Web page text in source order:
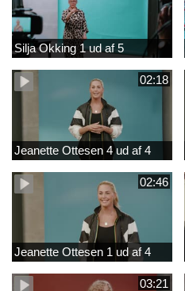
Silja Okking 1 ud af 5
02:18
Jeanette Ottesen 4 ud af 4
02:46
Jeanette Ottesen 1 ud af 4
03:21